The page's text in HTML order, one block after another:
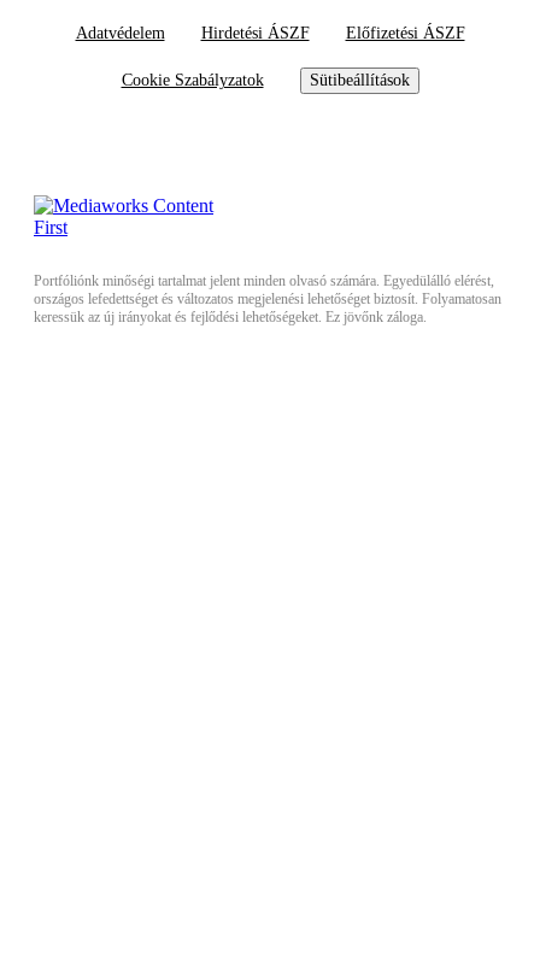
Adatvédelem Hirdetési ÁSZF Előfizetési ÁSZF
Cookie Szabályzatok Sütibeállítások
Portfóliónk minőségi tartalmat jelent minden olvasó számára. Egyedülálló elérést,
országos lefedettséget és változatos megjelenési lehetőséget biztosít. Folyamatosan
keressük az új irányokat és fejlődési lehetőségeket. Ez jövőnk záloga.